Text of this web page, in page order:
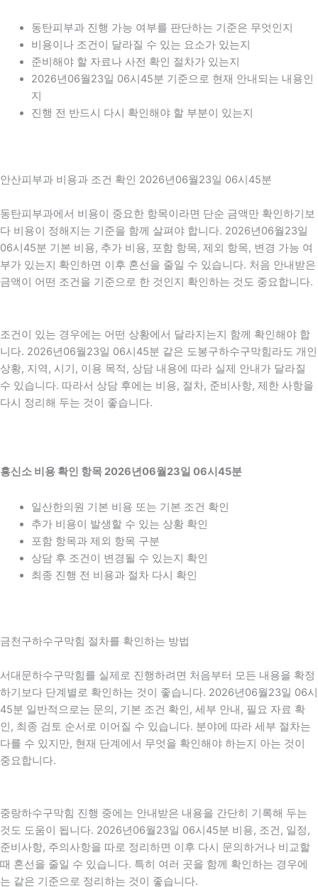
동탄피부과 진행 가능 여부를 판단하는 기준은 무엇인지
비용이나 조건이 달라질 수 있는 요소가 있는지
준비해야 할 자료나 사전 확인 절차가 있는지
2026년06월23일 06시45분 기준으로 현재 안내되는 내용인
지
진행 전 반드시 다시 확인해야 할 부분이 있는지
안산피부과 비용과 조건 확인 2026년06월23일 06시45분
동탄피부과에서 비용이 중요한 항목이라면 단순 금액만 확인하기보
다 비용이 정해지는 기준을 함께 살펴야 합니다. 2026년06월23일
06시45분 기본 비용, 추가 비용, 포함 항목, 제외 항목, 변경 가능 여
부가 있는지 확인하면 이후 혼선을 줄일 수 있습니다. 처음 안내받은
금액이 어떤 조건을 기준으로 한 것인지 확인하는 것도 중요합니다.
조건이 있는 경우에는 어떤 상황에서 달라지는지 함께 확인해야 합
니다. 2026년06월23일 06시45분 같은 도봉구하수구막힘라도 개인
상황, 지역, 시기, 이용 목적, 상담 내용에 따라 실제 안내가 달라질
수 있습니다. 따라서 상담 후에는 비용, 절차, 준비사항, 제한 사항을
다시 정리해 두는 것이 좋습니다.
흥신소 비용 확인 항목 2026년06월23일 06시45분
일산한의원 기본 비용 또는 기본 조건 확인
추가 비용이 발생할 수 있는 상황 확인
포함 항목과 제외 항목 구분
상담 후 조건이 변경될 수 있는지 확인
최종 진행 전 비용과 절차 다시 확인
금천구하수구막힘 절차를 확인하는 방법
서대문하수구막힘를 실제로 진행하려면 처음부터 모든 내용을 확정
하기보다 단계별로 확인하는 것이 좋습니다. 2026년06월23일 06시
45분 일반적으로는 문의, 기본 조건 확인, 세부 안내, 필요 자료 확
인, 최종 검토 순서로 이어질 수 있습니다. 분야에 따라 세부 절차는
다를 수 있지만, 현재 단계에서 무엇을 확인해야 하는지 아는 것이
중요합니다.
중랑하수구막힘 진행 중에는 안내받은 내용을 간단히 기록해 두는
것도 도움이 됩니다. 2026년06월23일 06시45분 비용, 조건, 일정,
준비사항, 주의사항을 따로 정리하면 이후 다시 문의하거나 비교할
때 혼선을 줄일 수 있습니다. 특히 여러 곳을 함께 확인하는 경우에
는 같은 기준으로 정리하는 것이 좋습니다.